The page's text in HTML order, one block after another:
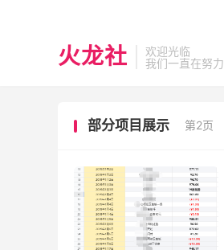
火龙社
欢迎光临
我们一直在努力
部分项目展示 第2页